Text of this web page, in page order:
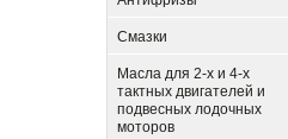
Смазки
Масла для 2-х и 4-х
тактных двигателей и
подвесных лодочных
моторов